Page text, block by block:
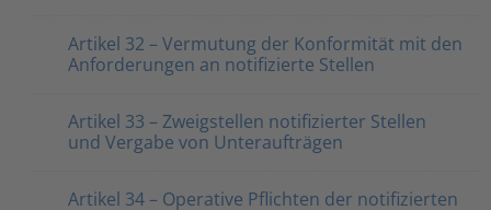
Artikel 32 – Vermutung der Konformität mit den
Anforderungen an notifizierte Stellen
Artikel 33 – Zweigstellen notifizierter Stellen
und Vergabe von Unteraufträgen
Artikel 34 – Operative Pflichten der notifizierten